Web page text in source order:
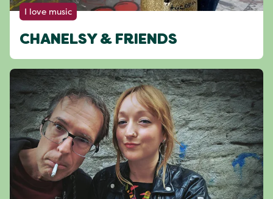
I love music
CHANELSY & FRIENDS